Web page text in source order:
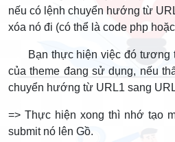
nếu có lệnh chuyển hướng từ
xóa nó đi (có thể là code php
Bạn thực hiện việc đó tương
của theme đang sử dụng, nếu
chuyển hướng từ URL1 sang
=> Thực hiện xong thì nhớ tạo
submit nó lên Gồ.